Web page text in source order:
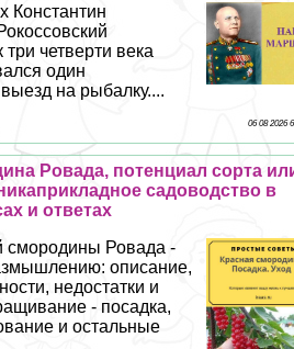
Константин
три четверти века
один
на рыбалку....
06 08 2026
Ровада, потенциал сорта
садоводство в
и ответах
смородины Ровада -
описание,
недостатки и
- посадка,
и остальные